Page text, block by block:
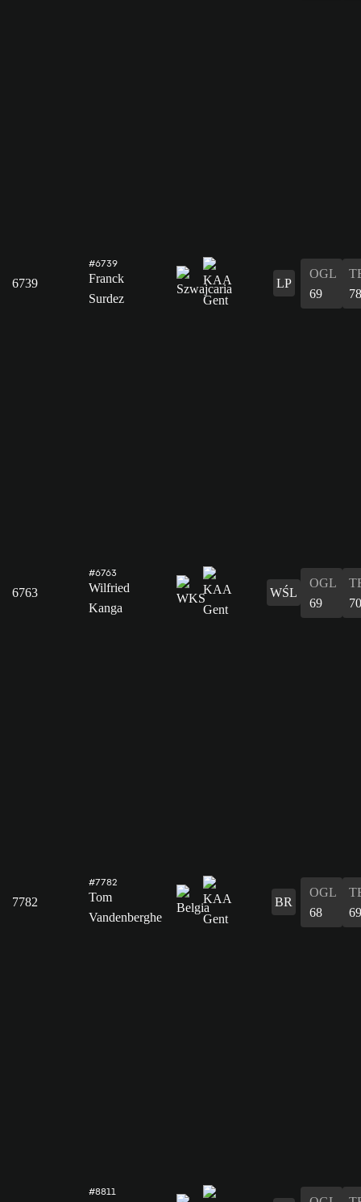
6739
#6739
Franck
Surdez
LP
OGL
69
78
6763
#6763
Wilfried
Kanga
WŚL
OGL
69
70
7782
#7782
Tom
Vandenberghe
BR
OGL
68
69
#8811